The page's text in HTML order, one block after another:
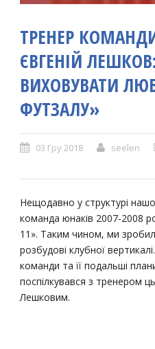
ТРЕНЕР
ЄВГЕНІЙ
ВИХОВУВАТИ
ФУТЗАЛУ»
03 Гру 2018 seelen
Нещодавно у структурі
команда юнаків 2007-2008
11». Таким чином, ми
розбудові клубної
команди та її подальші
поспілкувався з тренером
Лешковим.